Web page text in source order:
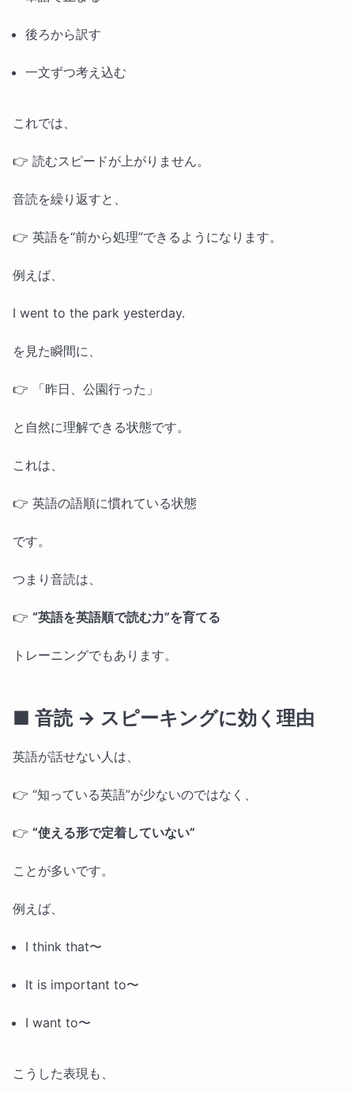
後ろから訳す
一文ずつ考え込む
これでは、
👉 読むスピードが上がりません。
音読を繰り返すと、
👉 英語を“前から処理”できるようになります。
例えば、
I went to the park yesterday.
を見た瞬間に、
👉 「昨日、公園行った」
と自然に理解できる状態です。
これは、
👉 英語の語順に慣れている状態
です。
つまり音読は、
👉 “英語を英語順で読む力”を育てる
トレーニングでもあります。
■ 音読 → スピーキングに効く理由
英語が話せない人は、
👉 “知っている英語”が少ないのではなく、
👉 “使える形で定着していない”
ことが多いです。
例えば、
I think that〜
It is important to〜
I want to〜
こうした表現も、